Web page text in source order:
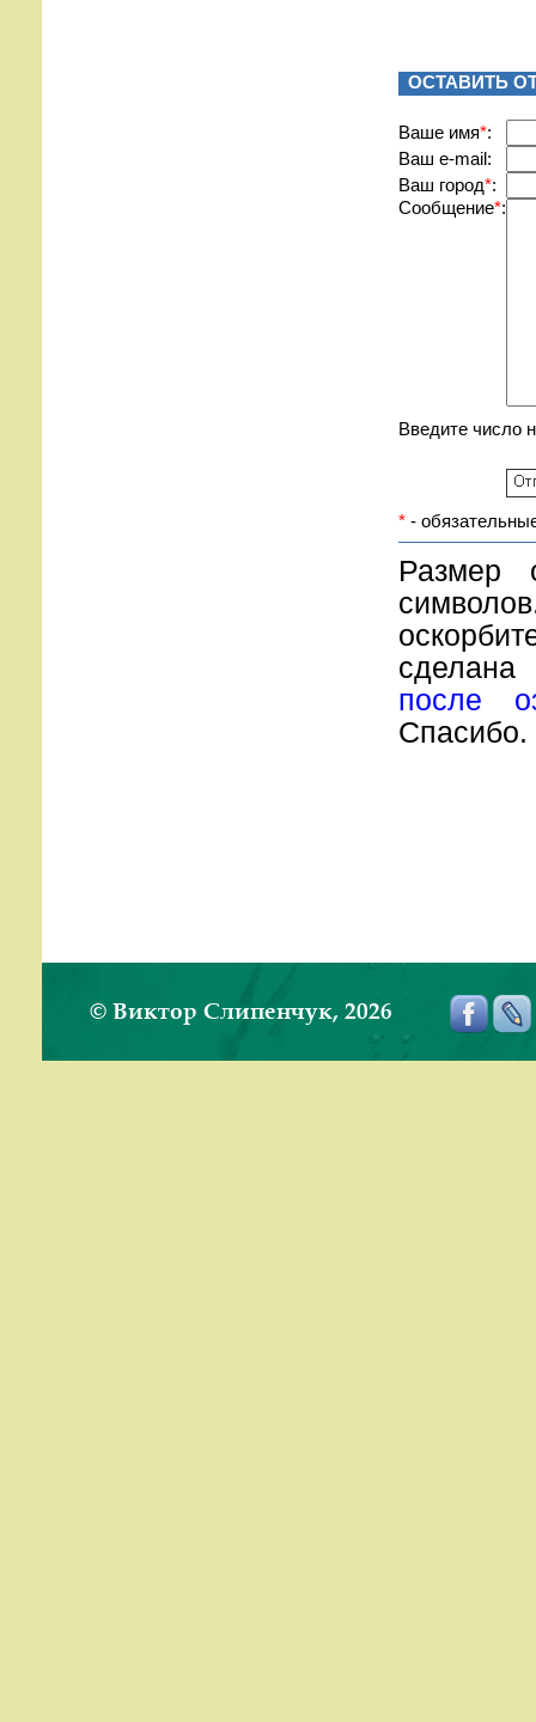
ОСТАВИТЬ
Вашe имя*:
Ваш e-mail:
Ваш город*:
Сообщение*:
Введите число
* -
Размер
после
Спасибо.
© Виктор Слипенчук, 2026